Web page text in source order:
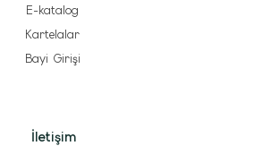
E-katalog
Kartelalar
Bayi Girişi
İletişim